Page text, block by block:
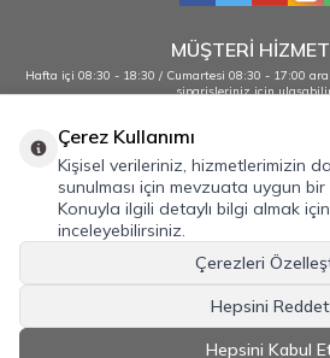
MÜŞTERİ
Hafta içi 08:30 - 18:30 / Cumartesi 08:30 - 17:00
siparişleriniz için
0232 484 38 44 - 0533
Önemli Bilgiler
Hızlı Erişim
Üye
İLETİŞİM
Çerez Kullanımı
Kişisel verileriniz, hizmetlerimizin
sunulması için mevzuata uygun
Konuyla ilgili detaylı bilgi almak için
inceleyebilirsiniz.
Çerezleri
Hepsini Reddet
Hepsini Kabul